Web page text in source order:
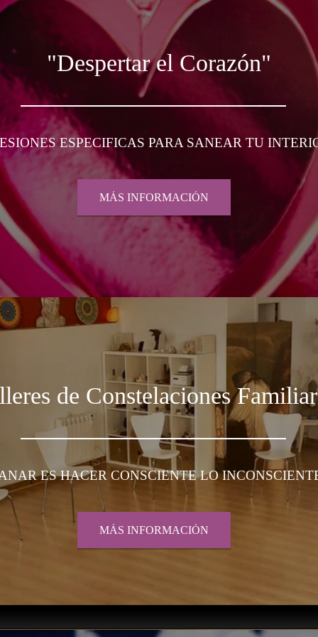
"Despertar el Corazón"
ESPECIFICAS PARA SANEAR TU
MÁS INFORMACIÓN
de Constelaciones
ES HACER CONSCIENTE LO
MÁS INFORMACIÓN